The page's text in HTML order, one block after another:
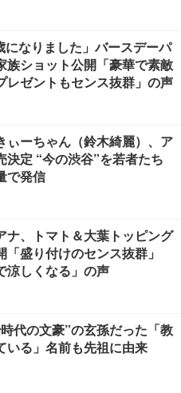
になりました」バースデーパ
族ショット公開「豪華で素敵
レゼントもセンス抜群」の声
ぃーちゃん（鈴木綺麗）、ア
決定 “今の渋谷”を若者たち
で発信
ナ、トマト＆大葉トッピング
盛り付けのセンス抜群」
涼しくなる」の声
代の文豪”の玄孫だった「教
いる」名前も先祖に由来